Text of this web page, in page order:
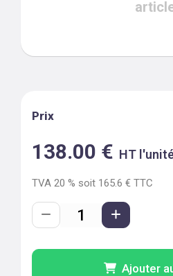
Prix
138.00 € HT
TVA 20 % soit 165.6 € TTC
Ajouter